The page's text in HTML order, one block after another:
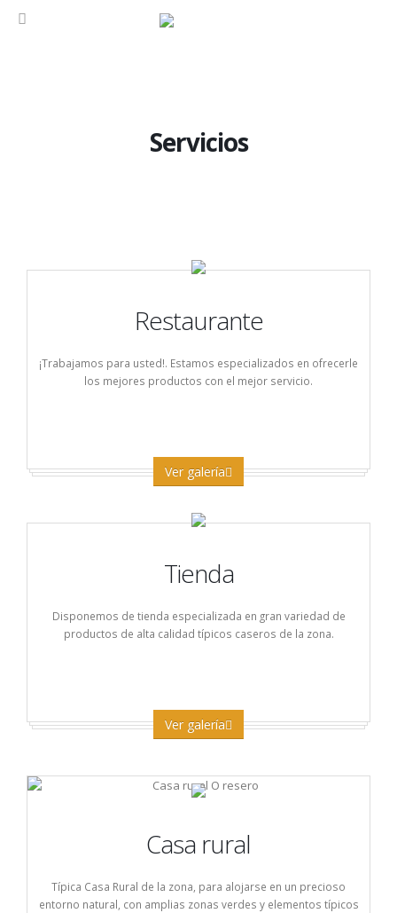
Servicios
Restaurante
¡Trabajamos para usted!. Estamos especializados en ofrecerle
los mejores productos con el mejor servicio.
Ver galería
Tienda
Disponemos de tienda especializada en gran variedad de
productos de alta calidad típicos caseros de la zona.
Ver galería
Casa rural
Típica Casa Rural de la zona, para alojarse en un precioso
entorno natural, con amplias zonas verdes y elementos típicos